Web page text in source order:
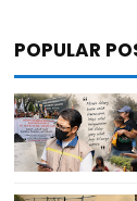
POPULAR